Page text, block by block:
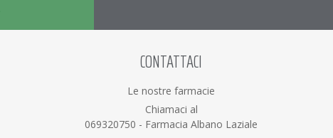
CONTATTACI
Le nostre farmacie
Chiamaci al
069320750 - Farmacia Albano Laziale